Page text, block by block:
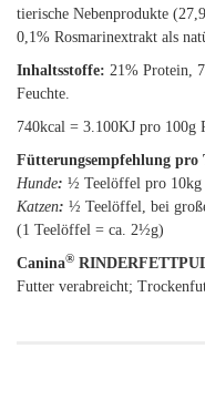
tierische Nebenprodukte
0,1% Rosmarinextrakt als
Inhaltsstoffe: 21% Protein,
Feuchte.
740kcal = 3.100KJ pro 100g
Fütterungsempfehlung pro
Hunde: ½ Teelöffel pro 10kg
Katzen: ½ Teelöffel, bei
(1 Teelöffel = ca. 2½g)
Canina®
Futter verabreicht;